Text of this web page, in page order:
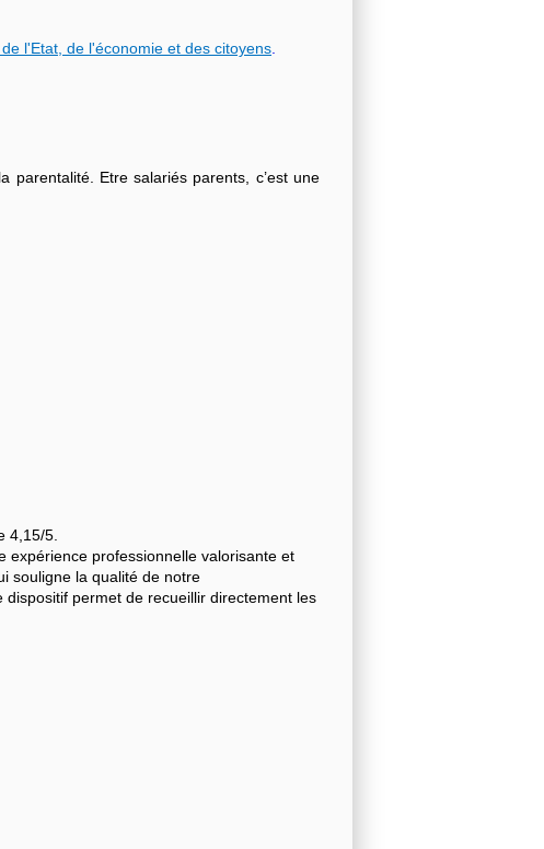
l'Etat, de l'économie et des citoyens.
parentalité. Etre salariés parents, c’est une
4,15/5.
expérience professionnelle valorisante et
souligne la qualité de notre
permet de recueillir directement les